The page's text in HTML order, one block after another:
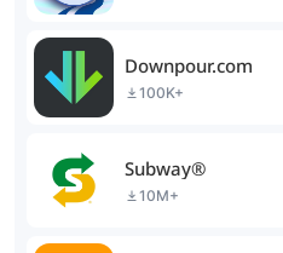
Downpour.com
100K+
Subway®
10M+